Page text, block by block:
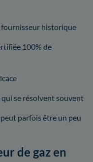
fournisseur historique
100% de
se résolvent souvent
parfois être un peu
de gaz en